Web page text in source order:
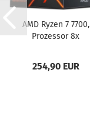
AMD Ryzen 7 7700,
Prozessor 8x
254,90 EUR